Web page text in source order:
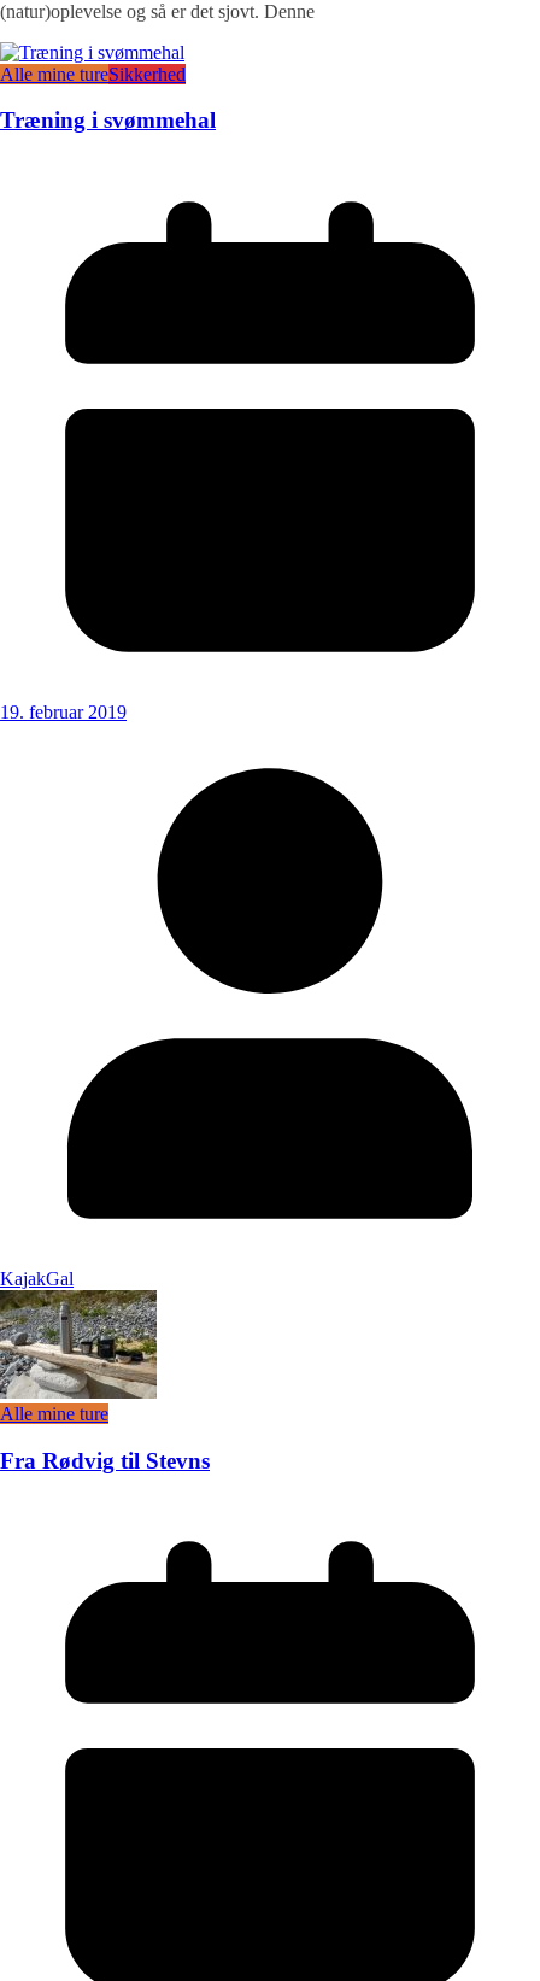
(natur)oplevelse og så er det sjovt. Denne
Alle mine tureSikkerhed
Træning i svømmehal
19. februar 2019
KajakGal
Alle mine ture
Fra Rødvig til Stevns